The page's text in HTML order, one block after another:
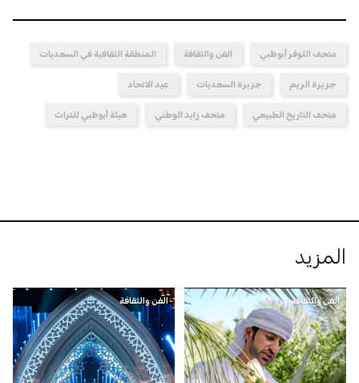
متحف اللوفر أبوظبي الفن والثقافة المنطقة الثقافية في السعديات
جزيرة الريم جزيرة السعديات عيد الاتحاد
متحف التاريخ الطبيعي متحف زايد الوطني هيئة أبوظبي للتراث
المزيد
الفن والثقافة الفن والثقافة